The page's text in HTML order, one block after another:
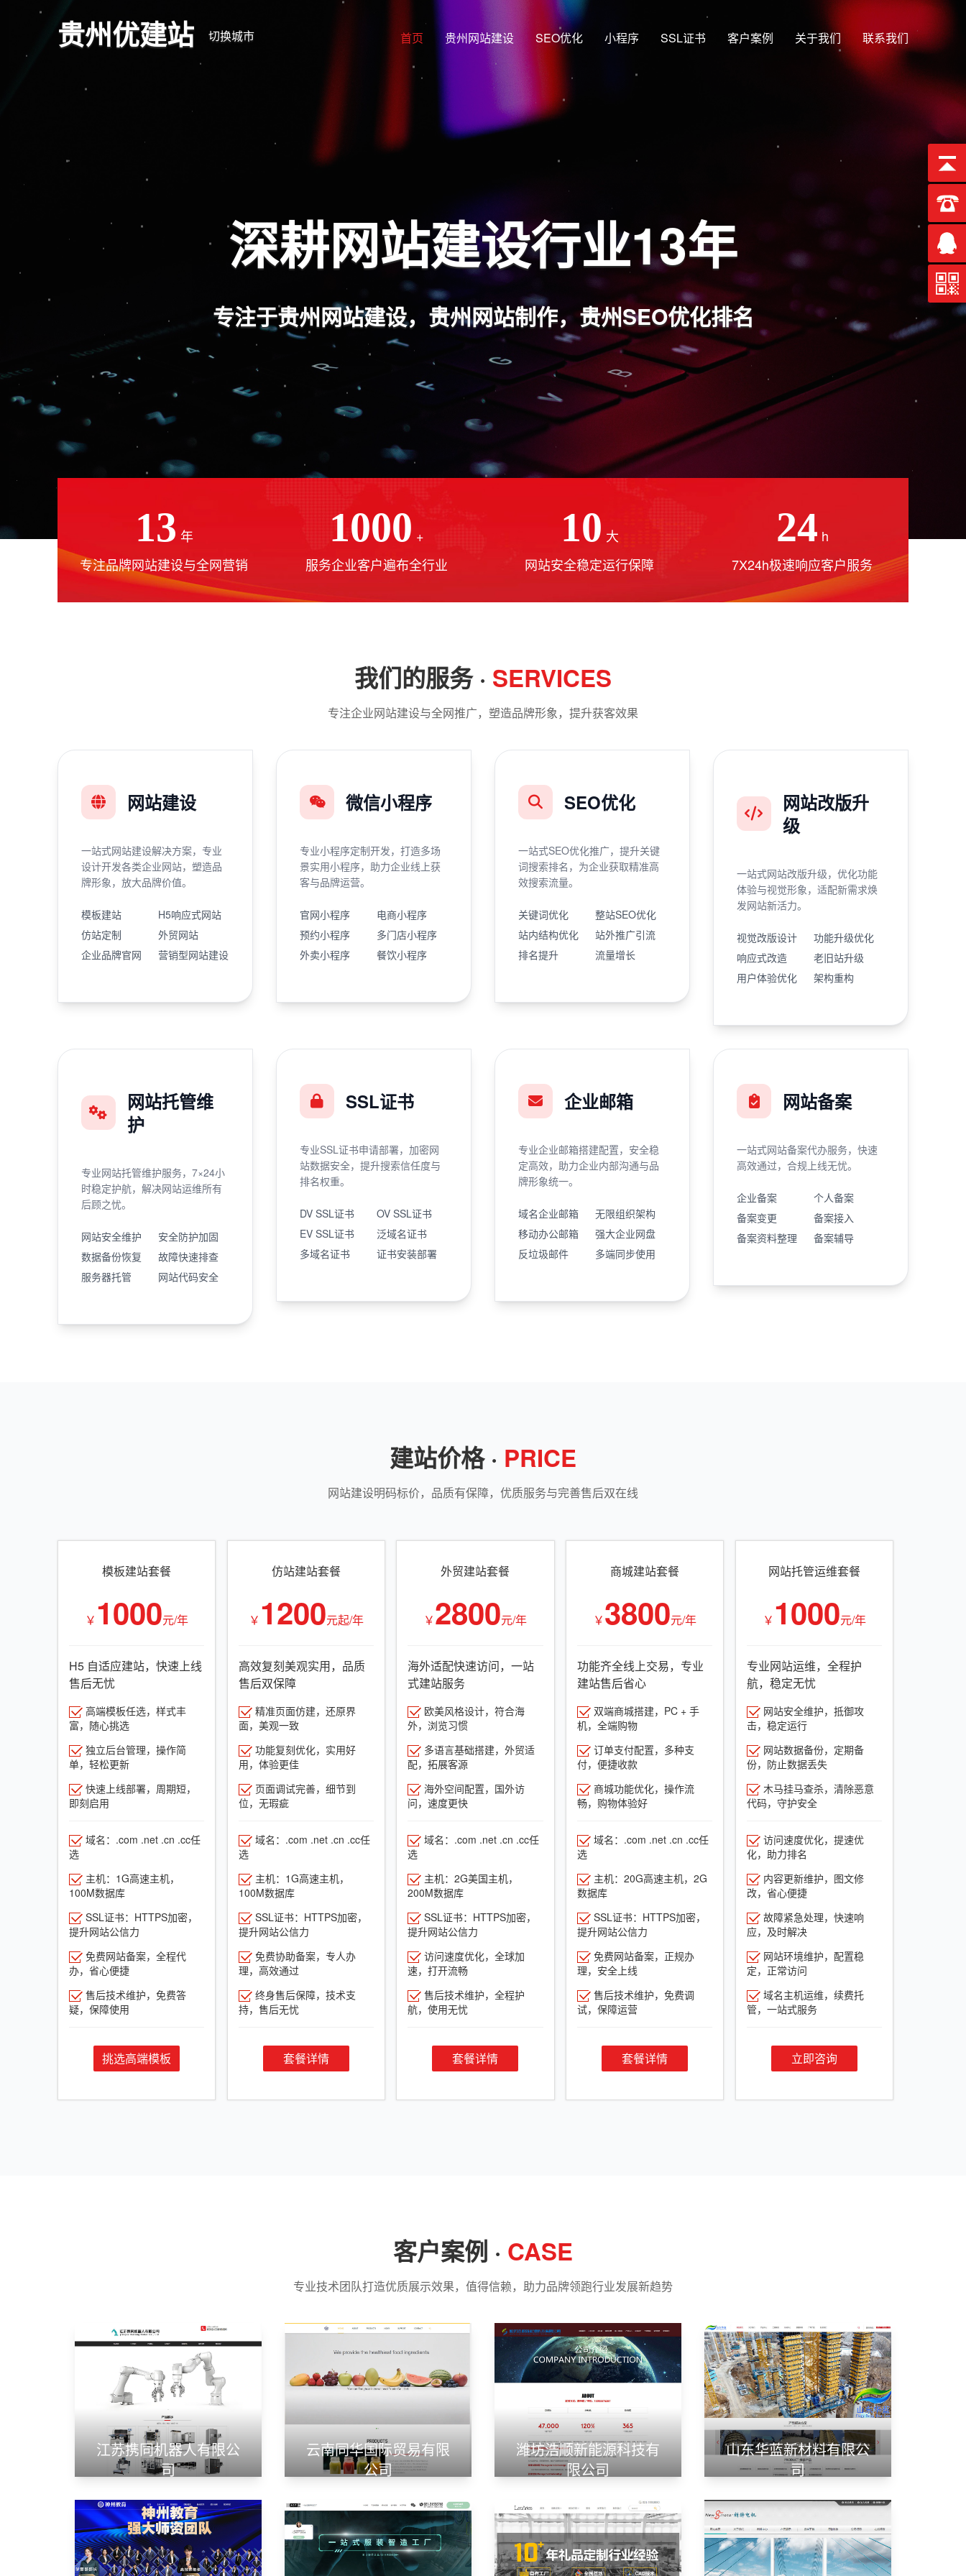
贵州优建站 切换城市 首页 贵州网站建设 SEO优化 小程序 SSL证书 客户案例 关于我们 联系我们
深耕网站建设行业13年
专注于贵州网站建设，贵州网站制作，贵州SEO优化排名
13 年
专注品牌网站建设与全网营销
1000 +
服务企业客户遍布全行业
10 大
网站安全稳定运行保障
24 h
7X24h极速响应客户服务
我们的服务 · SERVICES
专注企业网站建设与全网推广，塑造品牌形象，提升获客效果
网站建设
一站式网站建设解决方案，专业
设计开发各类企业网站，塑造品
牌形象，放大品牌价值。
模板建站
H5响应式网站
仿站定制
外贸网站
企业品牌官网
营销型网站建设
微信小程序
专业小程序定制开发，打造多场
景实用小程序，助力企业线上获
客与品牌运营。
官网小程序
电商小程序
预约小程序
多门店小程序
外卖小程序
餐饮小程序
SEO优化
一站式SEO优化推广，提升关键
词搜索排名，为企业获取精准高
效搜索流量。
关键词优化
整站SEO优化
站内结构优化
站外推广引流
排名提升
流量增长
网站改版升
级
一站式网站改版升级，优化功能
体验与视觉形象，适配新需求焕
发网站新活力。
视觉改版设计
功能升级优化
响应式改造
老旧站升级
用户体验优化
架构重构
网站托管维
护
专业网站托管维护服务，7×24小
时稳定护航，解决网站运维所有
后顾之忧。
网站安全维护
安全防护加固
数据备份恢复
故障快速排查
服务器托管
网站代码安全
SSL证书
专业SSL证书申请部署，加密网
站数据安全，提升搜索信任度与
排名权重。
DV SSL证书
OV SSL证书
EV SSL证书
泛域名证书
多域名证书
证书安装部署
企业邮箱
专业企业邮箱搭建配置，安全稳
定高效，助力企业内部沟通与品
牌形象统一。
域名企业邮箱
无限组织架构
移动办公邮箱
强大企业网盘
反垃圾邮件
多端同步使用
网站备案
一站式网站备案代办服务，快速
高效通过，合规上线无忧。
企业备案
个人备案
备案变更
备案接入
备案资料整理
备案辅导
建站价格 · PRICE
网站建设明码标价，品质有保障，优质服务与完善售后双在线
模板建站套餐
￥ 1000元/年
H5 自适应建站，快速上线
售后无忧
高端模板任选，样式丰
富，随心挑选
独立后台管理，操作简
单，轻松更新
快速上线部署，周期短，
即刻启用
域名：.com .net .cn .cc任
选
主机：1G高速主机，
100M数据库
SSL证书：HTTPS加密，
提升网站公信力
免费网站备案，全程代
办，省心便捷
售后技术维护，免费答
疑，保障使用
挑选高端模板
仿站建站套餐
￥ 1200元起/年
高效复刻美观实用，品质
售后双保障
精准页面仿建，还原界
面，美观一致
功能复刻优化，实用好
用，体验更佳
页面调试完善，细节到
位，无瑕疵
域名：.com .net .cn .cc任
选
主机：1G高速主机，
100M数据库
SSL证书：HTTPS加密，
提升网站公信力
免费协助备案，专人办
理，高效通过
终身售后保障，技术支
持，售后无忧
套餐详情
外贸建站套餐
￥2800元/年
海外适配快速访问，一站
式建站服务
欧美风格设计，符合海
外，浏览习惯
多语言基础搭建，外贸适
配，拓展客源
海外空间配置，国外访
问，速度更快
域名：.com .net .cn .cc任
选
主机：2G美国主机，
200M数据库
SSL证书：HTTPS加密，
提升网站公信力
访问速度优化，全球加
速，打开流畅
售后技术维护，全程护
航，使用无忧
套餐详情
商城建站套餐
￥3800元/年
功能齐全线上交易，专业
建站售后省心
双端商城搭建，PC + 手
机，全端购物
订单支付配置，多种支
付，便捷收款
商城功能优化，操作流
畅，购物体验好
域名：.com .net .cn .cc任
选
主机：20G高速主机，2G
数据库
SSL证书：HTTPS加密，
提升网站公信力
免费网站备案，正规办
理，安全上线
售后技术维护，免费调
试，保障运营
套餐详情
网站托管运维套餐
￥ 1000元/年
专业网站运维，全程护
航，稳定无忧
网站安全维护，抵御攻
击，稳定运行
网站数据备份，定期备
份，防止数据丢失
木马挂马查杀，清除恶意
代码，守护安全
访问速度优化，提速优
化，助力排名
内容更新维护，图文修
改，省心便捷
故障紧急处理，快速响
应，及时解决
网站环境维护，配置稳
定，正常访问
域名主机运维，续费托
管，一站式服务
立即咨询
客户案例 · CASE
专业技术团队打造优质展示效果，值得信赖，助力品牌领跑行业发展新趋势
江苏携同机器人有限公
司
云南同华国际贸易有限
公司
潍坊浩顺新能源科技有
限公司
山东华蓝新材料有限公
司